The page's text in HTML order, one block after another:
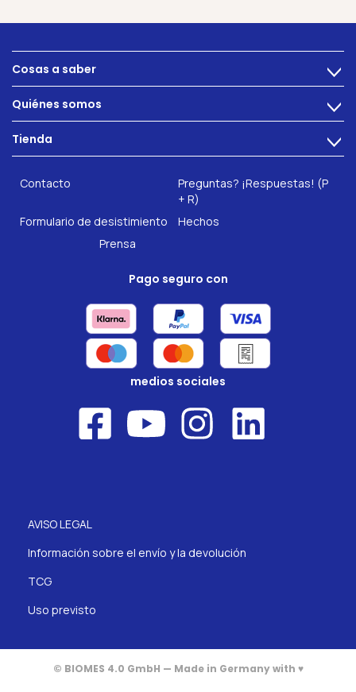
Cosas a saber >
Alimentacion
Problemas intestinales
Salud intestinal
Quiénes somos >
Tecnología
Tienda >
INTEST.pro
Nuestros complementos alimenticios
Contacto
Preguntas? ¡Respuestas! (P
+ R)
Formulario de desistimiento
Hechos
Prensa
Pago seguro con
medios sociales
AVISO LEGAL
Información sobre el envío y la devolución
TCG
Uso previsto
© BIOMES 4.0 GmbH — Made in Germany with ♥